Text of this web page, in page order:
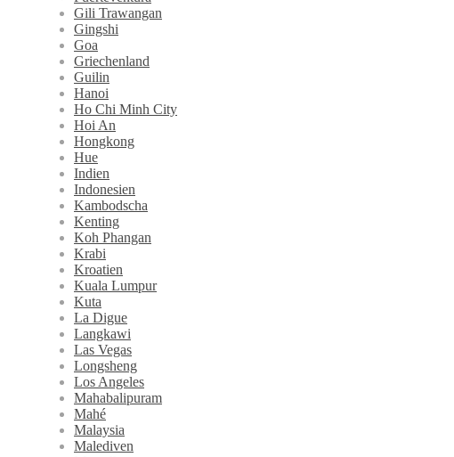
Gili Trawangan
Gingshi
Goa
Griechenland
Guilin
Hanoi
Ho Chi Minh City
Hoi An
Hongkong
Hue
Indien
Indonesien
Kambodscha
Kenting
Koh Phangan
Krabi
Kroatien
Kuala Lumpur
Kuta
La Digue
Langkawi
Las Vegas
Longsheng
Los Angeles
Mahabalipuram
Mahé
Malaysia
Malediven